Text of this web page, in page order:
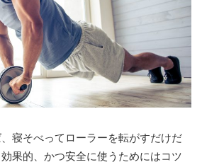
寝そべってローラーを転がすだけだ
果的、かつ安全に使うためにはコツ